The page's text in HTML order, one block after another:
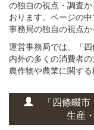
の独自の視点・調査
おります。ページの
事務局の独自の視点か
運営事務局では、「
内外の多くの消費者
農作物や農業に関す
「四條畷
生産